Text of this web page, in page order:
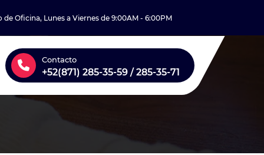
de Oficina, Lunes a Viernes de 9:00AM - 6:00PM
Contacto
+52(871) 285-35-59 / 285-35-71